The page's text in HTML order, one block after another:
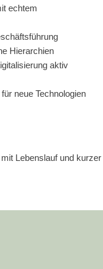
echtem
Hierarchien
aktiv
neue Technologien
Lebenslauf und kurzer